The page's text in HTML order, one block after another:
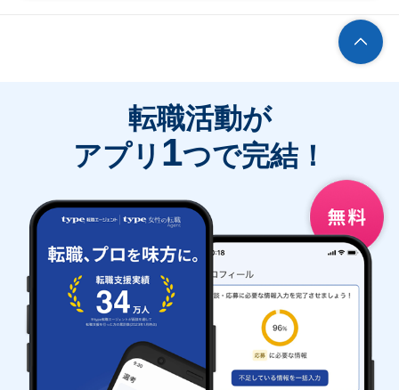
転職活動が
アプリ 1つで完結！